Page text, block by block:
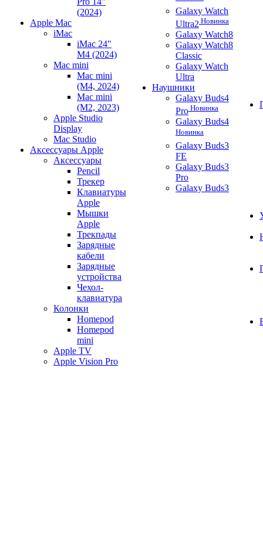
(2024)
Apple Mac
iMac
iMac 24"
M4 (2024)
Mac mini
Mac mini
(M4, 2024)
Mac mini
(M2, 2023)
Apple Studio
Display
Mac Studio
Аксессуары Apple
Аксессуары
Pencil
Трекер
Клавиатуры
Apple
Мышки
Apple
Трекпады
Зарядные
кабели
Зарядные
устройства
Чехол-
клавиатура
Колонки
Homepod
Homepod
mini
Apple TV
Apple Vision Pro
Galaxy Watch
Ultra2 Новинка
Galaxy Watch8
Galaxy Watch8
Classic
Galaxy Watch
Ultra
Наушники
Galaxy Buds4
Pro Новинка
Galaxy Buds4
Новинка
Galaxy Buds3
FE
Galaxy Buds3
Pro
Galaxy Buds3